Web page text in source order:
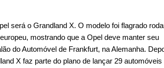
será o Grandland X. O modelo foi flagrado
mostrando que a Opel deve manter seu
do Automóvel de Frankfurt, na Alemanha.
X faz parte do plano de lançar 29 automóveis